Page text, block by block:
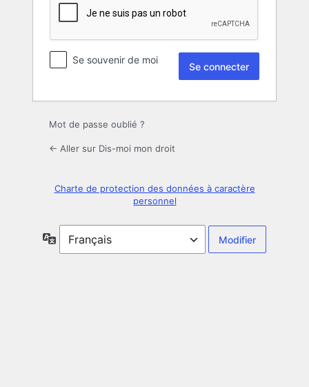
Se souvenir de moi
Mot de passe oublié ?
← Aller sur Dis-moi mon droit
Charte de protection des données à caractère
personnel
Langue